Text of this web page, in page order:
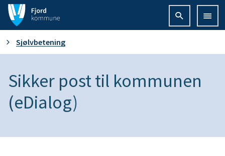
F
j
o
r
d
D
h
Sjølvbetening
Sikker post til kommunen
(eDialog)